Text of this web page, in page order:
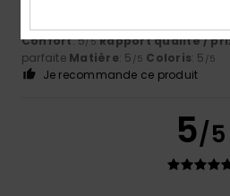
Confort: 5/5 Rapport qualité /
parfaite Matière: 5 /5 Coloris: 5 /5
Je recommande ce produit
5/5